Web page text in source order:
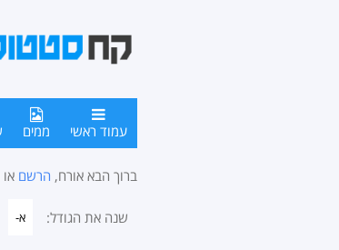
עמוד ראשי ממים
ברוך הבא אורח, הרשם או
שנה את הגודל: א-